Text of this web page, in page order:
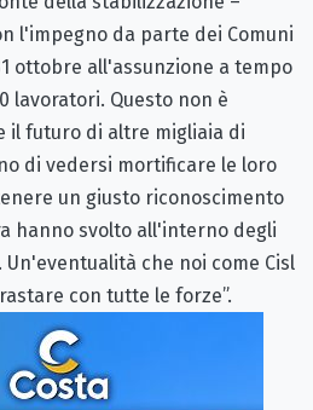
l'impegno da parte dei Comuni
ottobre all'assunzione a tempo
lavoratori. Questo non è
il futuro di altre migliaia di
di vedersi mortificare le loro
un giusto riconoscimento
hanno svolto all'interno degli
che noi come Cisl
con tutte le forze”.